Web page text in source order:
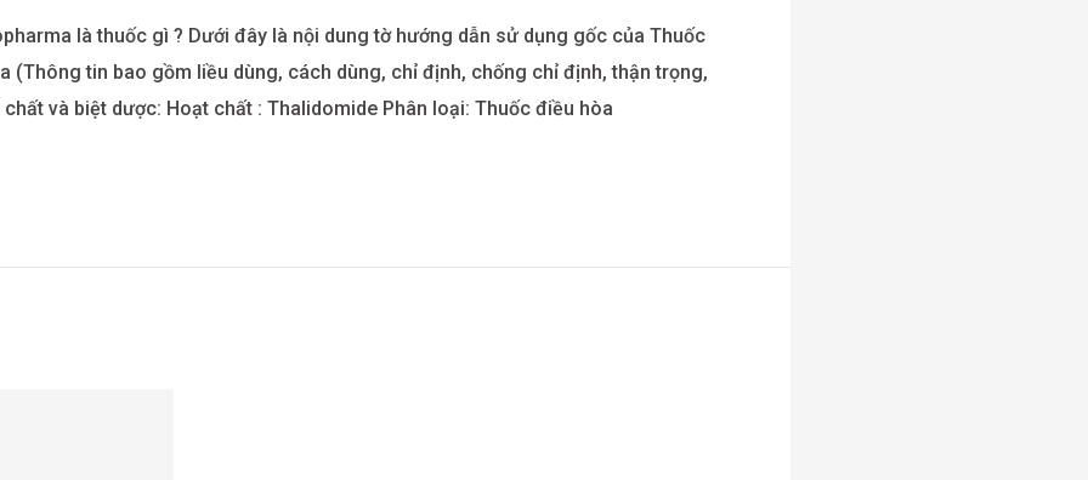
là thuốc gì ? Dưới đây là nội dung tờ hướng dẫn sử dụng gốc của Thuốc
(Thông tin bao gồm liều dùng, cách dùng, chỉ định, chống chỉ định, thận trọng,
và biệt dược: Hoạt chất : Thalidomide Phân loại: Thuốc điều hòa